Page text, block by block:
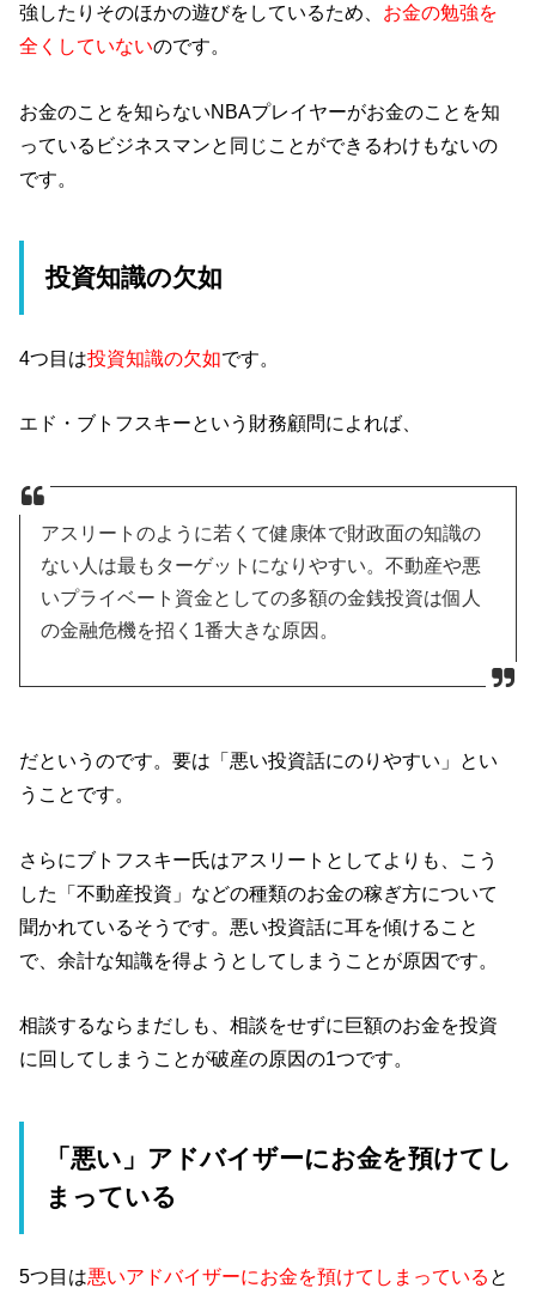
強したりそのほかの遊びをしているため、 お金の勉強を
全くしていないのです。
お金のことを知らないNBAプレイヤーがお金のことを知
っているビジネスマンと同じことができるわけもないの
です。
投資知識の欠如
4つ目は投資知識の欠如です。
エド・ブトフスキーという財務顧問によれば、
アスリートのように若くて健康体で財政面の知識の
ない人は最もターゲットになりやすい。不動産や悪
いプライベート資金としての多額の金銭投資は個人
の金融危機を招く1番大きな原因。
だというのです。要は「悪い投資話にのりやすい」とい
うことです。
さらにブトフスキー氏はアスリートとしてよりも、こう
した「不動産投資」などの種類のお金の稼ぎ方について
聞かれているそうです。悪い投資話に耳を傾けること
で、余計な知識を得ようとしてしまうことが原因です。
相談するならまだしも、相談をせずに巨額のお金を投資
に回してしまうことが破産の原因の1つです。
「悪い」アドバイザーにお金を預けてし
まっている
5つ目は悪いアドバイザーにお金を預けてしまっている と